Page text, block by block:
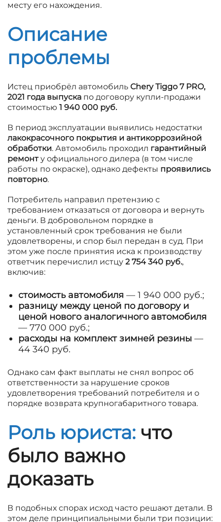
месту его нахождения.
Описание
проблемы
Истец приобрёл автомобиль Chery Tiggo 7 PRO,
2021 года выпуска по договору купли-продажи
стоимостью 1 940 000 руб.
В период эксплуатации выявились недостатки
лакокрасочного покрытия и антикоррозийной
обработки. Автомобиль проходил гарантийный
ремонту официального дилера (в том числе
работы по окраске), однако дефекты проявились
повторно.
Потребитель направил претензию с
требованием отказаться от договора и вернуть
деньги. В добровольном порядке в
установленный срок требования не были
удовлетворены, и спор был передан в суд. При
этом уже после принятия иска к производству
ответчик перечислил истцу 2 754 340 руб.,
включив:
стоимость автомобиля — 1 940 000 руб.;
разницу между ценой по договору и
ценой нового аналогичного автомобиля
— 770 000 руб.;
расходы на комплект зимней резины —
44 340 руб.
Однако сам факт выплаты не снял вопрос об
ответственности за нарушение сроков
удовлетворения требований потребителя и о
порядке возврата крупногабаритного товара.
Роль юриста: что
было важно
доказать
В подобных спорах исход часто решают детали. В
этом деле принципиальными были три позиции: